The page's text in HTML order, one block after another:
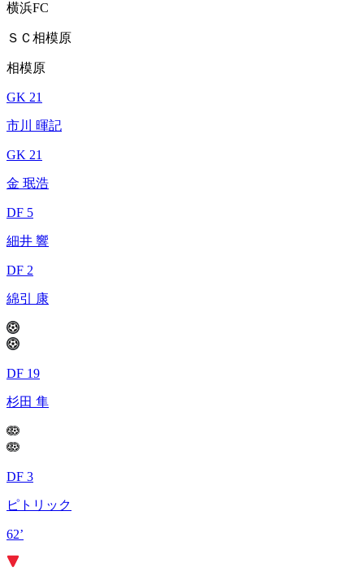
横浜FC
ＳＣ相模原
相模原
GK 21
市川 暉記
GK 21
金 珉浩
DF 5
細井 響
DF 2
綿引 康
DF 19
杉田 隼
DF 3
ピトリック
62’